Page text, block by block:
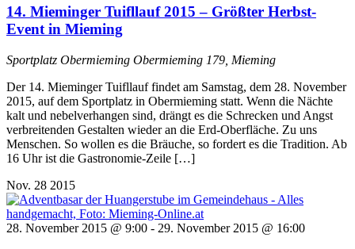
14. Mieminger Tuifllauf 2015 – Größter Herbst-
Event in Mieming
Sportplatz Obermieming Obermieming 179, Mieming
Der 14. Mieminger Tuifllauf findet am Samstag, dem 28. November
2015, auf dem Sportplatz in Obermieming statt. Wenn die Nächte
kalt und nebelverhangen sind, drängt es die Schrecken und Angst
verbreitenden Gestalten wieder an die Erd-Oberfläche. Zu uns
Menschen. So wollen es die Bräuche, so fordert es die Tradition. Ab
16 Uhr ist die Gastronomie-Zeile […]
Nov. 28 2015
28. November 2015 @ 9:00 - 29. November 2015 @ 16:00